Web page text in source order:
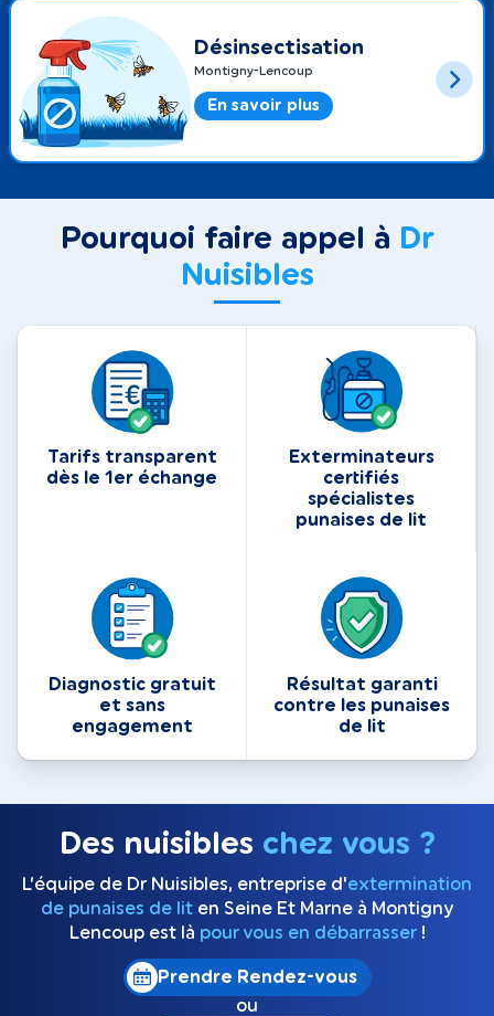
Désinsectisation
Montigny-Lencoup
En savoir plus
Pourquoi faire appel à Dr
Nuisibles
Tarifs transparent
dès le 1er échange
Exterminateurs
certifiés
spécialistes
punaises de lit
Diagnostic gratuit
et sans
engagement
Résultat garanti
contre les punaises
de lit
Des nuisibles chez vous ?
L’équipe de Dr Nuisibles, entreprise d'extermination
de punaises de liten Seine Et Marne à Montigny
Lencoup est là pour vous en débarrasser!
Prendre Rendez-vous
ou